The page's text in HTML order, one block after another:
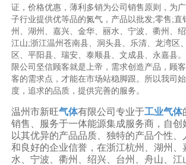
证，价格优惠，薄利多销为公司销售原则，为
子行业提供优等品的氮气，产品以批发;零售;直
州、湖州、嘉兴、金华、丽水、宁波、衢州、绍
江山;浙江温州苍南县、洞头县、乐清、龙湾区
区、平阳县、瑞安、泰顺县、文成县、永嘉县
限公司坚信顾客就是上帝，需求创造产品，顾
客的需求点，才能在市场站稳脚跟。所以我司
度，追求的品质，提供完善的服务。
温州市新旺气体有限公司专业于工业气体
销售、服务于一体能源集成服务商，自创
以其优异的产品品质、独特的产品个性、
和良好的企业信誉，在浙江杭州、湖州、
水、宁波、衢州、绍兴、台州、舟山、江